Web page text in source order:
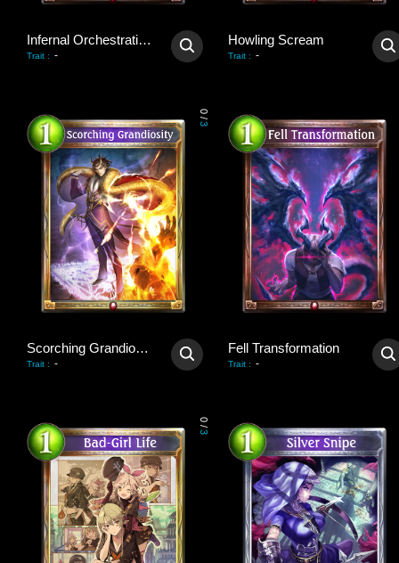
Infernal Orchestration
Trait : -
Howling Scream
Trait : -
0
/
3
Scorching Grandiosity
Trait : -
Fell Transformation
Trait : -
0
/
3